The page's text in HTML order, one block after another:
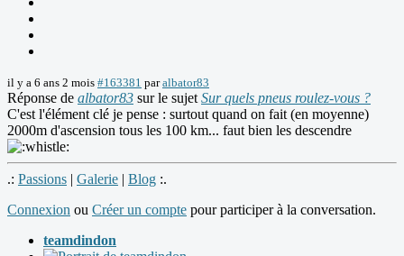
il y a 6 ans 2 mois #163381 paralbator83
Réponse de albator83 sur le sujet Sur quels pneus roulez-vous ?
C'est l'élément clé je pense : surtout quand on fait (en moyenne)
2000m d'ascension tous les 100 km... faut bien les descendre
.: Passions | Galerie | Blog :.
Connexion ou Créer un compte pour participer à la conversation.
teamdindon